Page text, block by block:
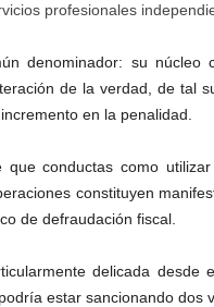
profesionales
denominador: su núcleo
de la verdad, de tal
en la penalidad.
conductas como
constituyen
de defraudación fiscal.
delicada desde
estar sancionando dos